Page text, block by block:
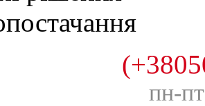
пн-